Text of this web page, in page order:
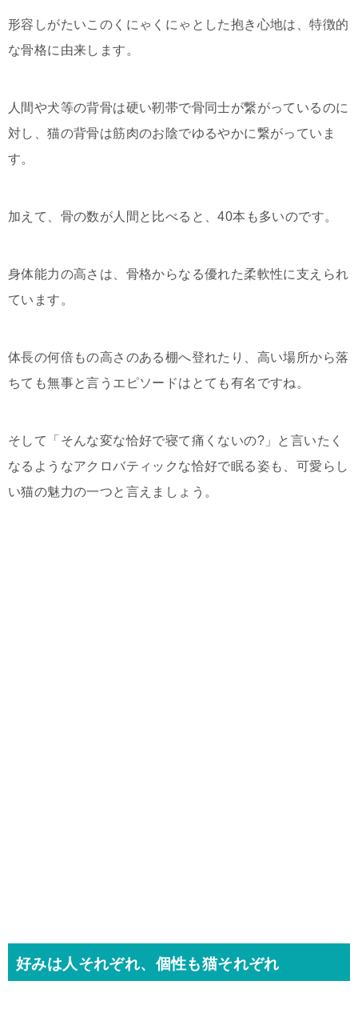
形容しがたいこのくにゃくにゃとした抱き心地は、特徴的
な骨格に由来します。
人間や犬等の背骨は硬い靭帯で骨同士が繋がっているのに
対し、猫の背骨は筋肉のお陰でゆるやかに繋がっていま
す。
加えて、骨の数が人間と比べると、40本も多いのです。
身体能力の高さは、骨格からなる優れた柔軟性に支えられ
ています。
体長の何倍もの高さのある棚へ登れたり、高い場所から落
ちても無事と言うエピソードはとても有名ですね。
そして「そんな変な恰好で寝て痛くないの?」と言いたく
なるようなアクロバティックな恰好で眠る姿も、可愛らし
い猫の魅力の一つと言えましょう。
好みは人それぞれ、個性も猫それぞれ